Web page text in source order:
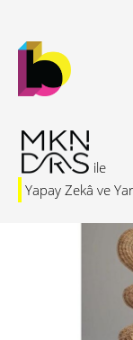
Yapay Zekâ ve